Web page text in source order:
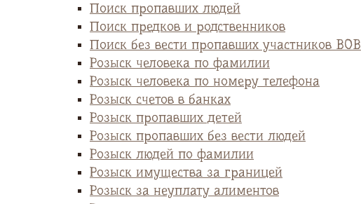
Поиск пропавших людей
Поиск предков и родственников
Поиск без вести пропавших участников ВОВ
Розыск человека по фамилии
Розыск человека по номеру телефона
Розыск счетов в банках
Розыск пропавших детей
Розыск пропавших без вести людей
Розыск людей по фамилии
Розыск имущества за границей
Розыск за неуплату алиментов